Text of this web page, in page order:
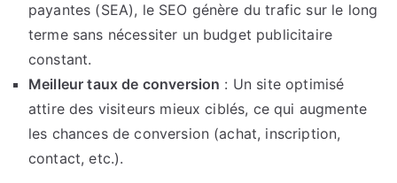
payantes (SEA), le SEO génère du trafic sur le long
terme sans nécessiter un budget publicitaire
constant.
Meilleur taux de conversion : Un site optimisé
attire des visiteurs mieux ciblés, ce qui augmente
les chances de conversion (achat, inscription,
contact, etc.).